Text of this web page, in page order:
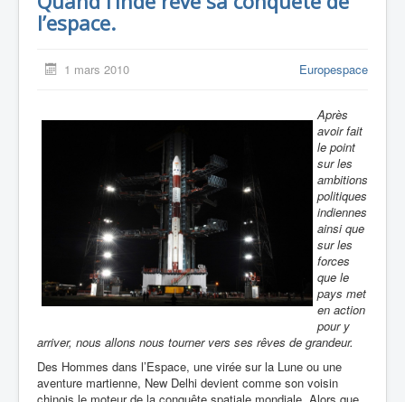
l’espace.
1 mars 2010 Europespace
Après
avoir fait
le point
sur les
ambitions
politiques
indiennes
ainsi que
sur les
forces
que le
pays met
en action
pour y
arriver, nous allons nous tourner vers ses rêves de grandeur.
Des Hommes dans l’Espace, une virée sur la Lune ou une
aventure martienne, New Delhi devient comme son voisin